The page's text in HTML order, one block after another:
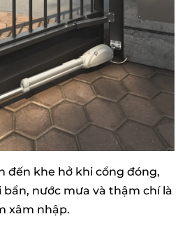
đến khe hở khi cổng đóng,
nước mưa và thậm chí là
xâm nhập.